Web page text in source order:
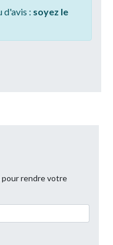
d'avis : soyez le
pour rendre votre